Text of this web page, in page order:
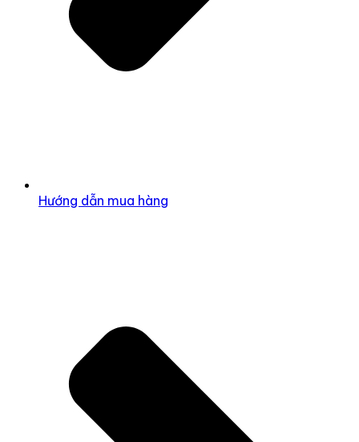
Hướng dẫn mua hàng